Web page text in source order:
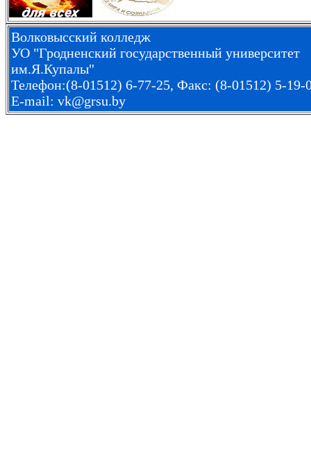
Волковысский колледж
УО "Гродненский государственный университет
им.Я.Купалы"
Телефон:(8-01512) 6-77-25, Факс: (8-01512) 5-19-
E-mail: vk@grsu.by